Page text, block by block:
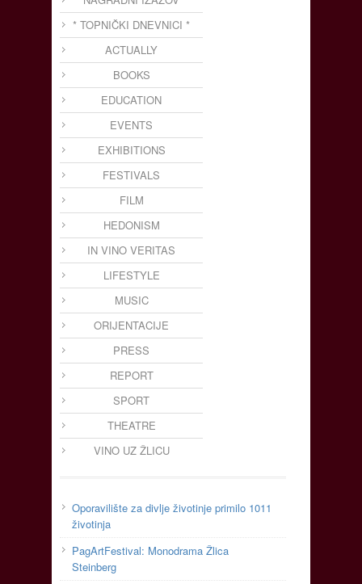
* TOPNIČKI DNEVNICI *
ACTUALLY
BOOKS
EDUCATION
EVENTS
EXHIBITIONS
FESTIVALS
FILM
HEDONISM
IN VINO VERITAS
LIFESTYLE
MUSIC
ORIJENTACIJE
PRESS
REPORT
SPORT
THEATRE
VINO UZ ŽLICU
Oporavilište za divlje životinje primilo 1011
životinja
PagArtFestival: Monodrama Žlica
Steinberg